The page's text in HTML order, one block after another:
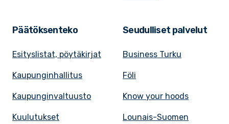
Päätöksenteko
Esityslistat, pöytäkirjat
Kaupunginhallitus
Kaupunginvaltuusto
Kuulutukset
Seudulliset palvelut
Business Turku
Föli
Know your hoods
Lounais-Suomen